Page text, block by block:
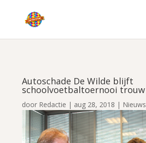
Autoschade De Wilde blijft
schoolvoetbaltoernooi trouw
door Redactie | aug 28, 2018 | Nieuws